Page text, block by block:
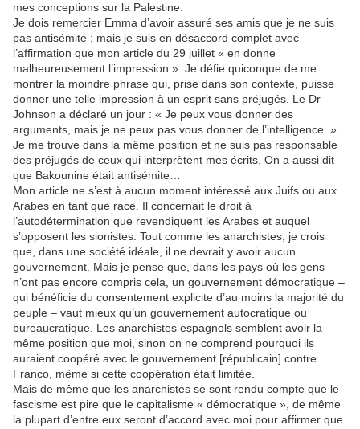
mes conceptions sur la Palestine.
Je dois remercier Emma d’avoir assuré ses amis que je ne suis
pas antisémite ; mais je suis en désaccord complet avec
l’affirmation que mon article du 29 juillet « en donne
malheureusement l’impression ». Je défie quiconque de me
montrer la moindre phrase qui, prise dans son contexte, puisse
donner une telle impression à un esprit sans préjugés. Le Dr
Johnson a déclaré un jour : « Je peux vous donner des
arguments, mais je ne peux pas vous donner de l’intelligence. »
Je me trouve dans la même position et ne suis pas responsable
des préjugés de ceux qui interprètent mes écrits. On a aussi dit
que Bakounine était antisémite…
Mon article ne s’est à aucun moment intéressé aux Juifs ou aux
Arabes en tant que race. Il concernait le droit à
l’autodétermination que revendiquent les Arabes et auquel
s’opposent les sionistes. Tout comme les anarchistes, je crois
que, dans une société idéale, il ne devrait y avoir aucun
gouvernement. Mais je pense que, dans les pays où les gens
n’ont pas encore compris cela, un gouvernement démocratique –
qui bénéficie du consentement explicite d’au moins la majorité du
peuple – vaut mieux qu’un gouvernement autocratique ou
bureaucratique. Les anarchistes espagnols semblent avoir la
même position que moi, sinon on ne comprend pourquoi ils
auraient coopéré avec le gouvernement [républicain] contre
Franco, même si cette coopération était limitée.
Mais de même que les anarchistes se sont rendu compte que le
fascisme est pire que le capitalisme « démocratique », de même
la plupart d’entre eux seront d’accord avec moi pour affirmer que